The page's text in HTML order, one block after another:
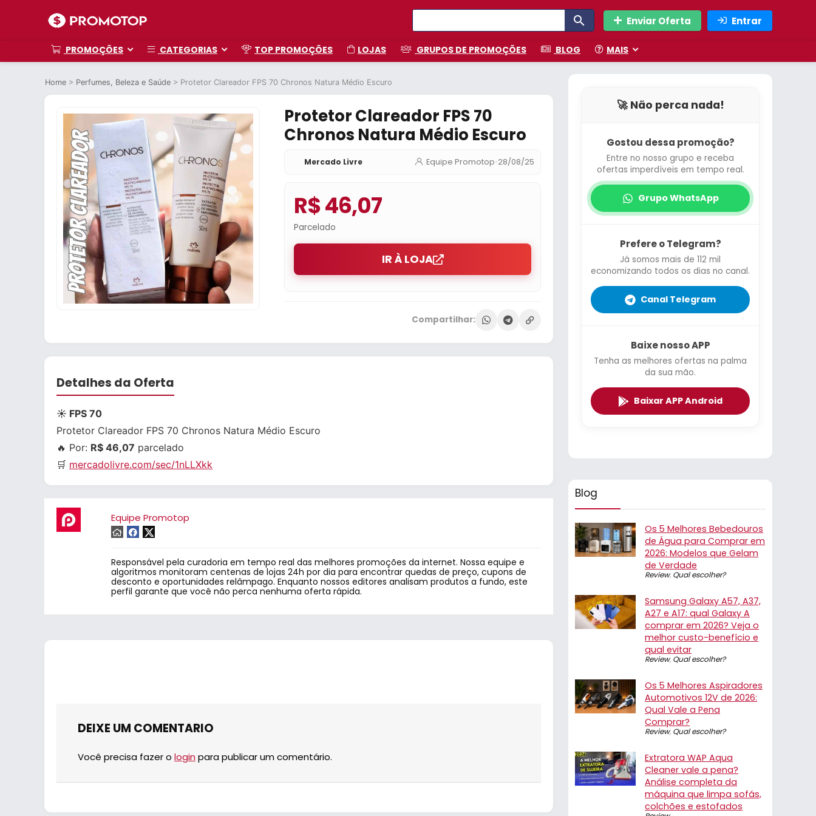
Enviar Oferta Entrar
PROMOÇÕES CATEGORIAS TOP PROMOÇÕES LOJAS GRUPOS DE PROMOÇÕES BLOG MAIS
Home > Perfumes, Beleza e Saúde > Protetor Clareador FPS 70 Chronos Natura Médio Escuro
Protetor Clareador FPS 70
Chronos Natura Médio Escuro
Mercado Livre Equipe Promotop•28/08/25
R$ 46,07
Parcelado
IR À LOJA
Compartilhar:
Detalhes da Oferta
☀ FPS 70
Protetor Clareador FPS 70 Chronos Natura Médio Escuro
🔥 Por: R$ 46,07 parcelado
🛒 mercadolivre.com/sec/1nLLXkk
Equipe Promotop
Responsável pela curadoria em tempo real das melhores promoções da internet. Nossa equipe e
algoritmos monitoram centenas de lojas 24h por dia para encontrar quedas de preço, cupons de
desconto e oportunidades relâmpago. Enquanto nossos editores analisam produtos a fundo, este
perfil garante que você não perca nenhuma oferta rápida.
DEIXE UM COMENTARIO
Você precisa fazer o login para publicar um comentário.
🚀 Não perca nada!
Gostou dessa promoção?
Entre no nosso grupo e receba
ofertas imperdíveis em tempo real.
Grupo WhatsApp
Prefere o Telegram?
Já somos mais de 112 mil
economizando todos os dias no canal.
Canal Telegram
Baixe nosso APP
Tenha as melhores ofertas na palma
da sua mão.
Baixar APP Android
Blog
Os 5 Melhores Bebedouros
de Água para Comprar em
2026: Modelos que Gelam
de Verdade
Review, Qual escolher?
Samsung Galaxy A57, A37,
A27 e A17: qual Galaxy A
comprar em 2026? Veja o
melhor custo-benefício e
qual evitar
Review, Qual escolher?
Os 5 Melhores Aspiradores
Automotivos 12V de 2026:
Qual Vale a Pena
Comprar?
Review, Qual escolher?
Extratora WAP Aqua
Cleaner vale a pena?
Análise completa da
máquina que limpa sofás,
colchões e estofados